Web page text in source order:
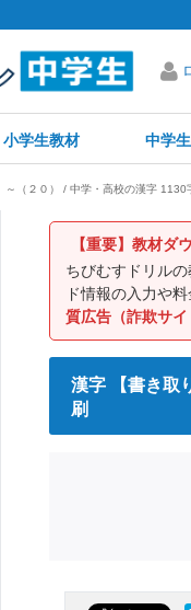
小学生教材 中学
～（２０） / 中学・高校の漢字
【重要】教材ダ
ちびむすドリル
ド情報の入力や
質広告（詐欺サイ
漢字 【書き取
刷